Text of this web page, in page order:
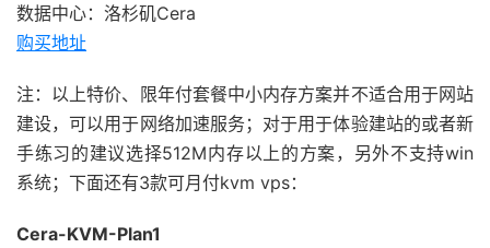
数据中心：洛杉矶Cera
购买地址
注：以上特价、限年付套餐中小内存方案并不适合用于网站
建设，可以用于网络加速服务；对于用于体验建站的或者新
手练习的建议选择512M内存以上的方案，另外不支持win
系统；下面还有3款可月付kvm vps：
Cera-KVM-Plan1